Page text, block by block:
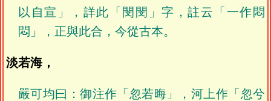
以自宣」，詳此「閔閔」字，註云「一作悶
悶」，正與此合，今從古本。
淡若海，
嚴可均曰：御注作「忽若晦」，河上作「忽兮